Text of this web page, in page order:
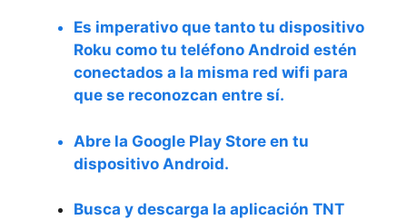
Es imperativo que tanto tu dispositivo
Roku como tu teléfono Android estén
conectados a la misma red wifi para
que se reconozcan entre sí.
Abre la Google Play Store en tu
dispositivo Android.
Busca y descarga la aplicación TNT